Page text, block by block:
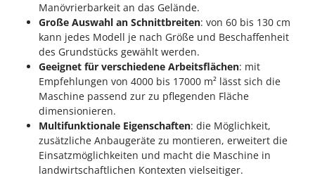
Manövrierbarkeit an das Gelände.
Große Auswahl an Schnittbreiten: von 60 bis 130 cm
kann jedes Modell je nach Größe und Beschaffenheit
des Grundstücks gewählt werden.
Geeignet für verschiedene Arbeitsflächen: mit
Empfehlungen von 4000 bis 17000 m² lässt sich die
Maschine passend zur zu pflegenden Fläche
dimensionieren.
Multifunktionale Eigenschaften: die Möglichkeit,
zusätzliche Anbaugeräte zu montieren, erweitert die
Einsatzmöglichkeiten und macht die Maschine in
landwirtschaftlichen Kontexten vielseitiger.